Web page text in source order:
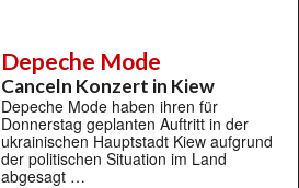
Depeche Mode
Canceln Konzert in Kiew
Depeche Mode haben ihren für
Donnerstag geplanten Auftritt in der
ukrainischen Hauptstadt Kiew aufgrund
der politischen Situation im Land
abgesagt …